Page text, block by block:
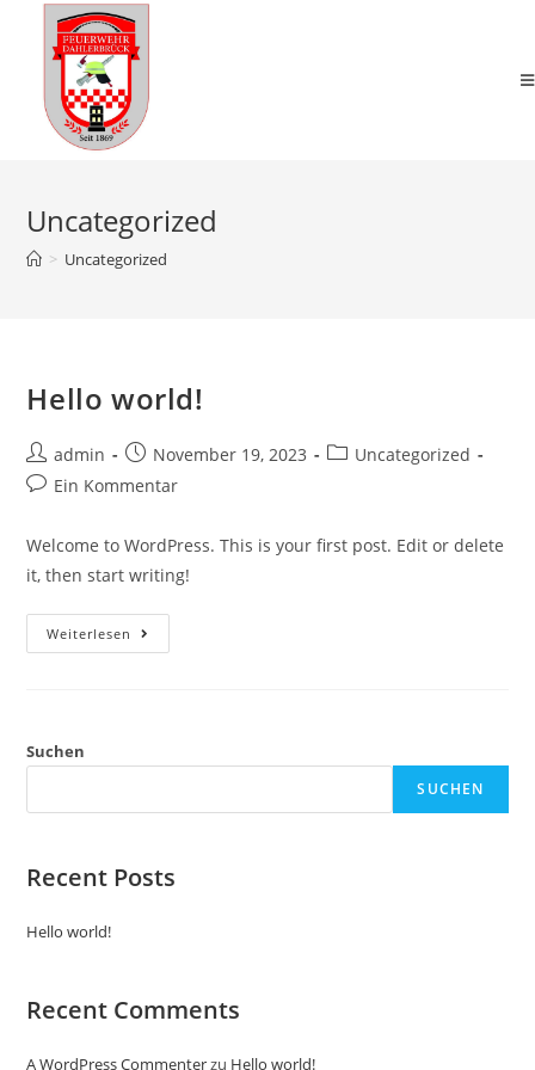
Uncategorized
> Uncategorized
Hello world!
Beitrags-
Autor:
admin
Beitrag
veröffentlicht:
November 19, 2023
Beitrags-
Uncategorized
Beitrags-
Ein Kommentar
Welcome to WordPress. This is your first post. Edit or delete
it, then start writing!
Weiterlesen Hello
World!
Suchen
SUCHEN
Recent Posts
Hello world!
Recent Comments
A WordPress Commenterzu Hello world!